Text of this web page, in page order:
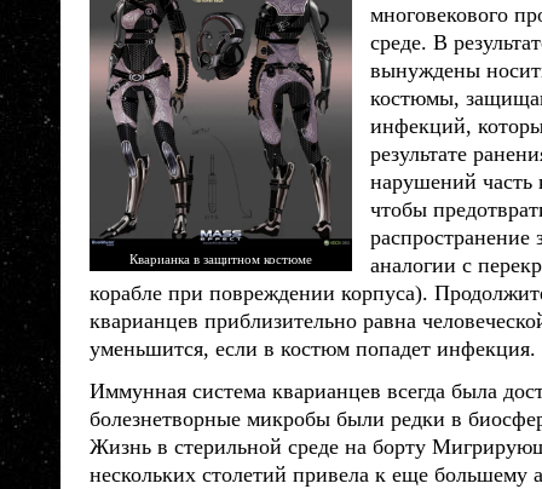
Кварианка в защитном костюме
многовекового
среде. В
вынуждены
костюмы,
инфекций,
результате
нарушений часть
чтобы
аналогии с
корабле при повреждении корпуса).
кварианцев приблизительно равна
уменьшится, если в костюм попадет инфекция.
Иммунная система кварианцев всегда была
болезнетворные микробы были редки в
Жизнь в стерильной среде на борту
нескольких столетий привела к еще большему